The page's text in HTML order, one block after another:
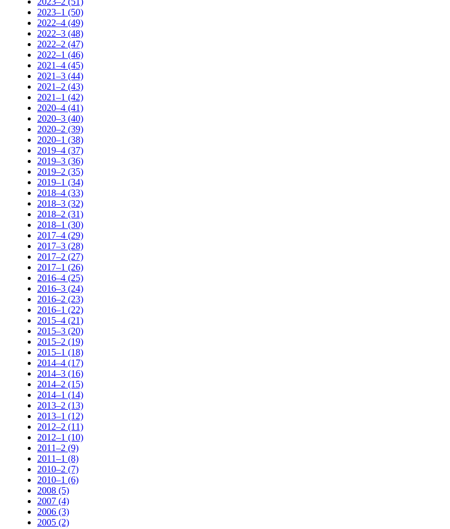
2023–1 (50)
2022–4 (49)
2022–3 (48)
2022–2 (47)
2022–1 (46)
2021–4 (45)
2021–3 (44)
2021–2 (43)
2021–1 (42)
2020–4 (41)
2020–3 (40)
2020–2 (39)
2020–1 (38)
2019–4 (37)
2019–3 (36)
2019–2 (35)
2019–1 (34)
2018–4 (33)
2018–3 (32)
2018–2 (31)
2018–1 (30)
2017–4 (29)
2017–3 (28)
2017–2 (27)
2017–1 (26)
2016–4 (25)
2016–3 (24)
2016–2 (23)
2016–1 (22)
2015–4 (21)
2015–3 (20)
2015–2 (19)
2015–1 (18)
2014–4 (17)
2014–3 (16)
2014–2 (15)
2014–1 (14)
2013–2 (13)
2013–1 (12)
2012–2 (11)
2012–1 (10)
2011–2 (9)
2011–1 (8)
2010–2 (7)
2010–1 (6)
2008 (5)
2007 (4)
2006 (3)
2005 (2)